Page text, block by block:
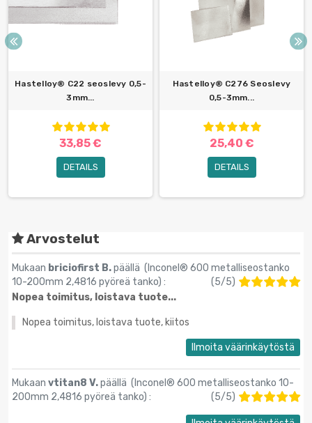
Hastelloy® C22 seoslevy 0,5-
3mm...
33,85 €
DETAILS
Hastelloy® C276 Seoslevy
0,5-3mm...
25,40 €
DETAILS
Arvostelut
Mukaan briciofirst B.päällä ( Inconel® 600 metalliseostanko
10-200mm 2,4816 pyöreä tanko) : (5/5)
Nopea toimitus, loistava tuote...
Nopea toimitus, loistava tuote, kiitos
Ilmoita väärinkäytöstä
Mukaan vtitan8 V.päällä ( Inconel® 600 metalliseostanko 10-
200mm 2,4816 pyöreä tanko) : (5/5)